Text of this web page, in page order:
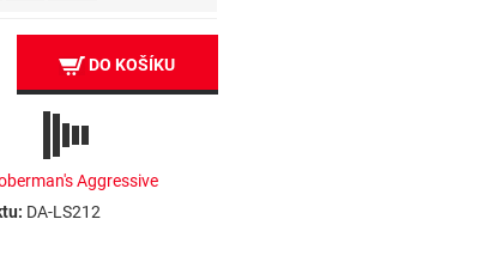
DO KOŠÍKU
Aggressive
DA-LS212